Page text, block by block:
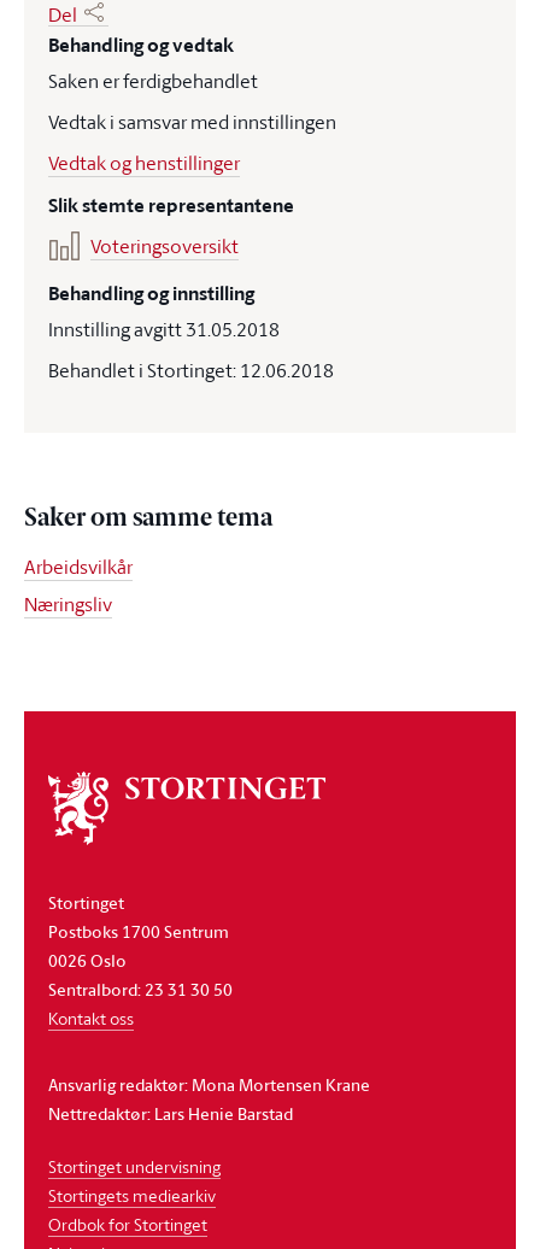
Del
Behandling og vedtak
Saken er ferdigbehandlet
Vedtak i samsvar med innstillingen
Vedtak og henstillinger
Slik stemte representantene
Voteringsoversikt
Behandling og innstilling
Innstilling avgitt 31.05.2018
Behandlet i Stortinget: 12.06.2018
Saker om samme tema
Arbeidsvilkår
Næringsliv
Om
stortinget
Stortinget
Postboks 1700 Sentrum
0026 Oslo
Sentralbord: 23 31 30 50
Kontakt oss
Ansvarlig redaktør: Mona Mortensen Krane
Nettredaktør: Lars Henie Barstad
Stortinget undervisning
Stortingets mediearkiv
Ordbok for Stortinget